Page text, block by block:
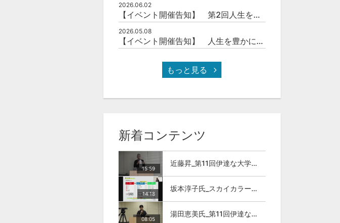
2026.06.02
【イベント開催告知】 第2回人生を豊かにする「本の力」を学ぶ会
2026.05.08
【イベント開催告知】 人生を豊かにする「本の力」を学ぶ会
もっと見る
新着コンテンツ
15:59
近藤昇_第11回伊達な大学院セミナー
14:18
坂本淳子氏_スカイカラー人材とは
08:05
湯田恵美氏_第11回伊達な大学院セミナー